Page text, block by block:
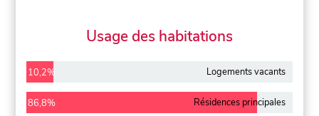
Usage des habitations
10,2% Logements vacants
86,8% Résidences principales